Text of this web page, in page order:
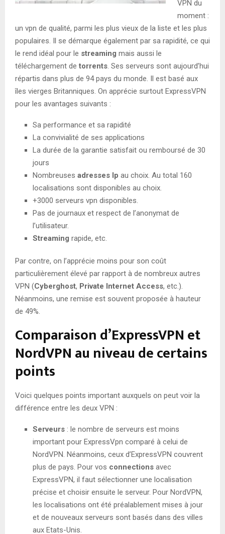
VPN du
moment :
un vpn de qualité, parmi les plus vieux de la liste et les plus
populaires. Il se démarque également par sa rapidité, ce qui
le rend idéal pour le streaming mais aussi le
téléchargement de torrents. Ses serveurs sont aujourd’hui
répartis dans plus de 94 pays du monde. Il est basé aux
îles vierges Britanniques. On apprécie surtout ExpressVPN
pour les avantages suivants :
Sa performance et sa rapidité
La convivialité de ses applications
La durée de la garantie satisfait ou remboursé de 30
jours
Nombreuses adresses Ip au choix. Au total 160
localisations sont disponibles au choix.
+3000 serveurs vpn disponibles.
Pas de journaux et respect de l’anonymat de
l’utilisateur.
Streaming rapide, etc.
Par contre, on l’apprécie moins pour son coût
particulièrement élevé par rapport à de nombreux autres
VPN (Cyberghost, Private Internet Access, etc.).
Néanmoins, une remise est souvent proposée à hauteur
de 49%.
Comparaison d’ExpressVPN et
NordVPN au niveau de certains
points
Voici quelques points important auxquels on peut voir la
différence entre les deux VPN :
Serveurs : le nombre de serveurs est moins
important pour ExpressVpn comparé à celui de
NordVPN. Néanmoins, ceux d’ExpressVPN couvrent
plus de pays. Pour vos connections avec
ExpressVPN, il faut sélectionner une localisation
précise et choisir ensuite le serveur. Pour NordVPN,
les localisations ont été préalablement mises à jour
et de nouveaux serveurs sont basés dans des villes
aux Etats-Unis.